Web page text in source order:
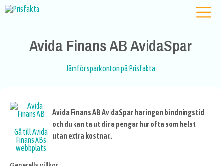
Avida Finans AB AvidaSpar
Jämför sparkonton på Prisfakta
Gå till Avida
Finans ABs
webbplats
Avida Finans AB AvidaSpar har ingen bindningstid
och du kan ta ut dina pengar hur ofta som helst
utan extra kostnad.